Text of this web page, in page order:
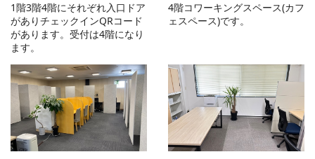
1階3階4階にそれぞれ入口ドア
がありチェックインQRコード
があります。受付は4階になり
ます。
4階コワーキングスペース(カフ
ェスペース)です。